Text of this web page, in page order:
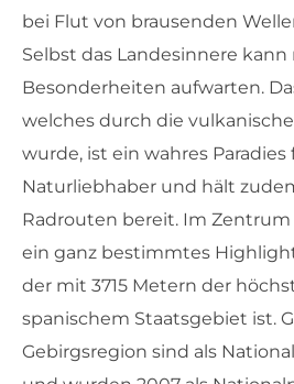
bei Flut von brausenden
Selbst das Landesinnere
Besonderheiten aufwarten.
welches durch die
wurde, ist ein wahres
Naturliebhaber und hält
Radrouten bereit. Im
ein ganz bestimmtes
der mit 3715 Metern der
spanischem Staatsgebiet ist.
Gebirgsregion sind als